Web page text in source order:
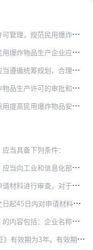
全和公共安全，根据《民用爆炸物品安全管理条例》，制定本办法。
据本办法取得民用爆炸物品生产许可。
动态调整、严格管理、公平公正的原则。
产许可的审批和监督管理。
备、新技术、新工艺、新材料以及现场混装生产技术。
当具备下列条件：
化部提出申请，并提交以下材料：
日内一次告知申请人需要补正的全部内容，逾期不告知的，自收到申请材料之…
《民用爆炸物品生产许可证》；对不符合条件的，不予核发《民用爆炸物品生…
型、有效期、证书编号、生产地址、生产品种和年生产能力等。
在有效期届满前3个月向工业和信息化部申请延续，并提交本办法第七条第（一）项…